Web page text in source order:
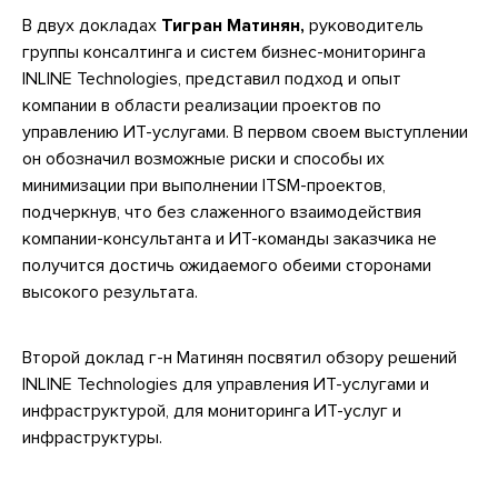
В двух докладах Тигран Матинян, руководитель
группы консалтинга и систем бизнес-мониторинга
INLINE Technologies, представил подход и опыт
компании в области реализации проектов по
управлению ИТ-услугами. В первом своем выступлении
он обозначил возможные риски и способы их
минимизации при выполнении ITSM-проектов,
подчеркнув, что без слаженного взаимодействия
компании-консультанта и ИТ-команды заказчика не
получится достичь ожидаемого обеими сторонами
высокого результата.
Второй доклад г-н Матинян посвятил обзору решений
INLINE Technologies для управления ИТ-услугами и
инфраструктурой, для мониторинга ИТ-услуг и
инфраструктуры.